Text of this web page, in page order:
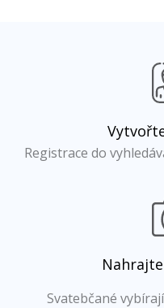
Registrace do
Svatebčané